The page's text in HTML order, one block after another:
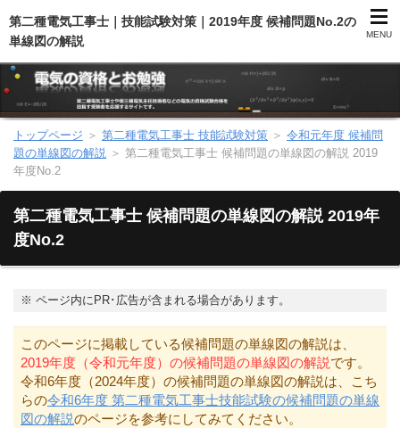
第二種電気工事士｜技能試験対策｜2019年度 候補問題No.2の
単線図の解説
MENU
第二種電気工事士（総合）
第二種電気工事士（技能試験）
電気のお勉強
電気数学のお勉強
トップページ ＞ 第二種電気工事士 技能試験対策 ＞ 令和元年度 候補問
題の単線図の解説 ＞ 第二種電気工事士 候補問題の単線図の解説 2019
年度No.2
第二種電気工事士 候補問題の単線図の解説 2019年
度No.2
※ ページ内にPR･広告が含まれる場合があります。
このページに掲載している候補問題の単線図の解説は、
2019年度（令和元年度）の候補問題の単線図の解説です。
令和6年度（2024年度）の候補問題の単線図の解説は、こち
らの令和6年度 第二種電気工事士技能試験の候補問題の単線
図の解説のページを参考にしてみてください。